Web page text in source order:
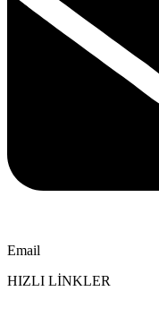
Email
HIZLI LİNKLER